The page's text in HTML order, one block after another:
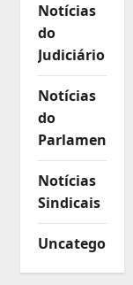
Notícias
do
Judiciário
Notícias
do
Parlamento
Notícias
Sindicais